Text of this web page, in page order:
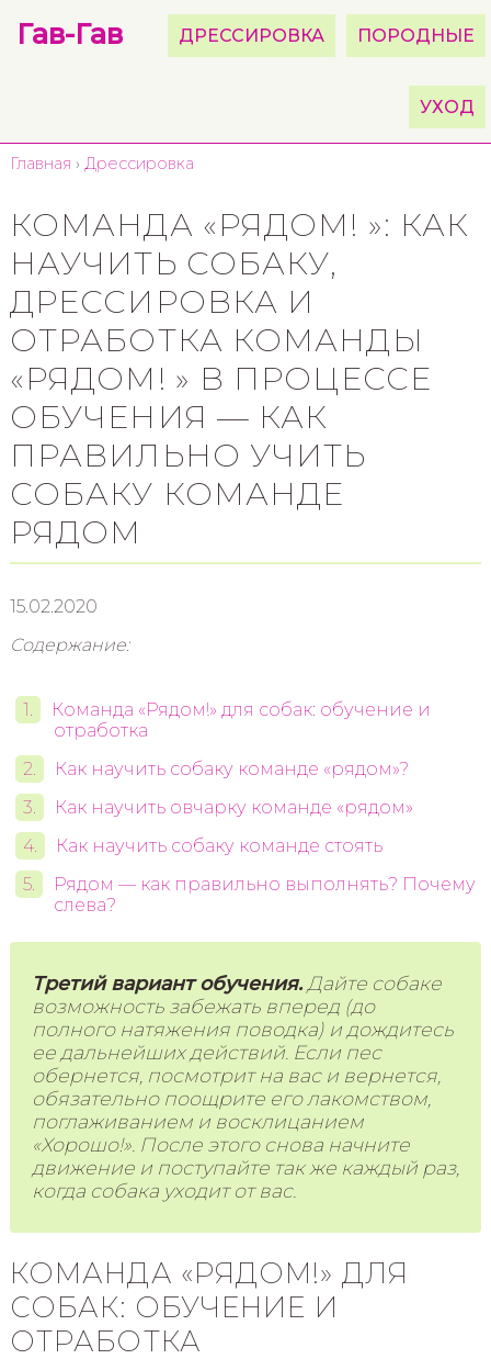
Гав-Гав ДРЕССИРОВКА ПОРОДНЫЕ
УХОД
Главная › Дрессировка
КОМАНДА «РЯДОМ! »: КАК
НАУЧИТЬ СОБАКУ,
ДРЕССИРОВКА И
ОТРАБОТКА КОМАНДЫ
«РЯДОМ! » В ПРОЦЕССЕ
ОБУЧЕНИЯ — КАК
ПРАВИЛЬНО УЧИТЬ
СОБАКУ КОМАНДЕ
РЯДОМ
15.02.2020
Содержание:
Команда «Рядом!» для собак: обучение и
отработка
Как научить собаку команде «рядом»?
Как научить овчарку команде «рядом»
Как научить собаку команде стоять
Рядом — как правильно выполнять? Почему
слева?
Третий вариант обучения.Дайте собаке
возможность забежать вперед (до
полного натяжения поводка) и дождитесь
ее дальнейших действий. Если пес
обернется, посмотрит на вас и вернется,
обязательно поощрите его лакомством,
поглаживанием и восклицанием
«Хорошо!». После этого снова начните
движение и поступайте так же каждый раз,
когда собака уходит от вас.
КОМАНДА «РЯДОМ!» ДЛЯ
СОБАК: ОБУЧЕНИЕ И
ОТРАБОТКА